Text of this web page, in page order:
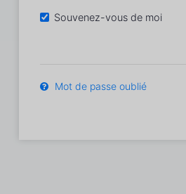
Souvenez-vous de moi
Mot de passe oublié